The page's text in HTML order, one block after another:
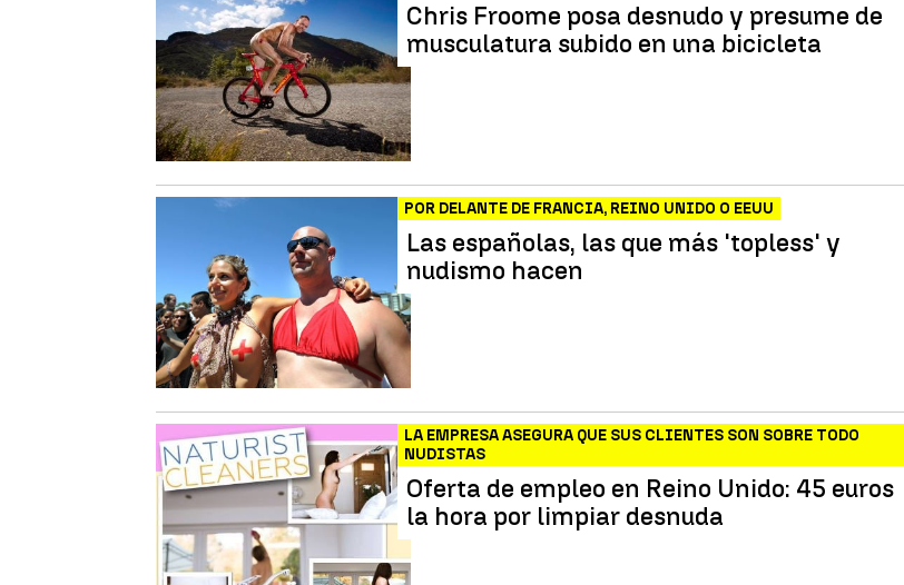
Chris Froome posa desnudo y presume de
musculatura subido en una bicicleta
POR DELANTE DE FRANCIA, REINO UNIDO O EEUU
Las españolas, las que más 'topless' y
nudismo hacen
LA EMPRESA ASEGURA QUE SUS CLIENTES SON SOBRE TODO
NUDISTAS
Oferta de empleo en Reino Unido: 45 euros
la hora por limpiar desnuda